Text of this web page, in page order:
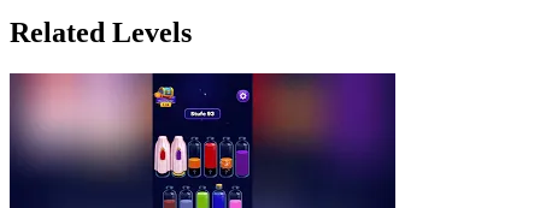
Related Levels